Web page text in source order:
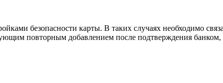
безопасности карты. В таких случаях необходимо
повторным добавлением после подтверждения банком,